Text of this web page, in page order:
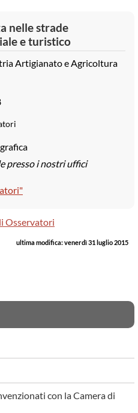
nelle strade
e turistico
Artigianato e Agricoltura
presso i nostri uffici
Osservatori
ultima modifica:venerdì 31 luglio 2015
con la Camera di